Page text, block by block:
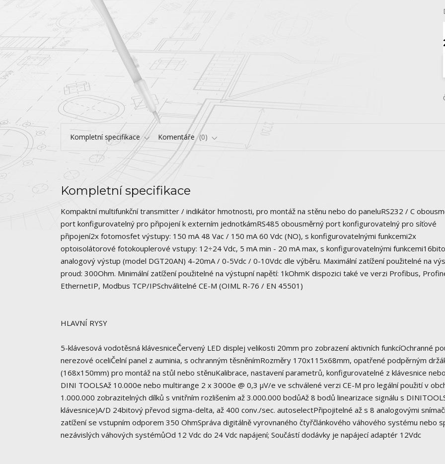
Kompletní specifikace Komentáře 0
Kompletní specifikace
Kompaktní multifunkční transmitter / indikátor hmotnosti, pro montáž na stěnu nebo do paneluRS232 / C
port konfigurovatelný pro připojení k externím jednotkámRS485 obousměrný port konfigurovatelný pro síťové
připojení2x fotomosfet výstupy: 150 mA 48 Vac / 150 mA 60 Vdc (NO), s konfigurovatelnými funkcemi2x
optoisolátorové fotokouplerové vstupy: 12÷24 Vdc, 5 mA min - 20 mA max, s konfigurovatelnými
analogový výstup (model DGT20AN) 4-20mA / 0-5Vdc / 0-10Vdc dle výběru. Maximální zatížení použitelné na
proud: 300Ohm. Minimální zatížení použitelné na výstupní napětí: 1kOhmK dispozici také ve verzi Profibus,
EthernetIP, Modbus TCP/IPSchválitelné CE-M (OIML R-76 / EN 45501)
HLAVNÍ RYSY
5-klávesová vodotěsná klávesniceČervený LED displej velikosti 20mm pro zobrazení aktivních funkcíOchranné
nerezové oceliČelní panel z auminia, s ochranným těsněnímRozměry 170x115x68mm, opatřené podpěrným
(168x150mm) pro montáž na stůl nebo stěnuKalibrace, nastavení parametrů, konfigurovatelné z klávesnice
DINI TOOLSAž 10.000e nebo multirange 2 x 3000e @ 0,3 μV/e ve schválené verzi CE-M pro legální použití v
1.000.000 zobrazitelných dílků s vnitřním rozlišením až 3.000.000 bodůAž 8 bodů linearizace signálu s
klávesnice)A/D 24bitový převod sigma-delta, až 400 conv./sec. autoselectPřipojitelné až s 8 analogovými snímači
zatížení se vstupním odporem 350 OhmSpráva digitálně vyrovnaného čtyřčlánkového váhového systému nebo
nezávislých váhových systémůOd 12 Vdc do 24 Vdc napájení; Součástí dodávky je napájecí adaptér 12Vdc